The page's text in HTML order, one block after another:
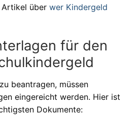
Artikel über wer Kindergeld
für den
zu beantragen, müssen
eingereicht werden. Hier ist
Dokumente: